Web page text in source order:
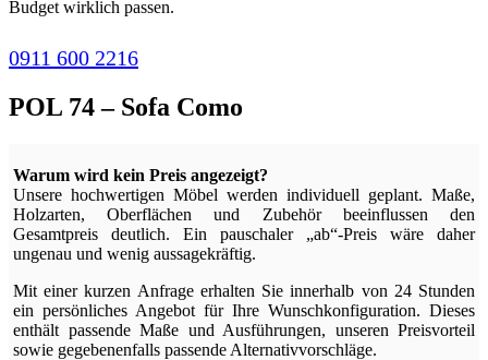
Budget wirklich passen.
0911 600 2216
POL 74 – Sofa Como
Warum wird kein Preis angezeigt?
Unsere hochwertigen Möbel werden individuell geplant. Maße,
Holzarten, Oberflächen und Zubehör beeinflussen den
Gesamtpreis deutlich. Ein pauschaler „ab“-Preis wäre daher
ungenau und wenig aussagekräftig.
Mit einer kurzen Anfrage erhalten Sie innerhalb von 24 Stunden
ein persönliches Angebot für Ihre Wunschkonfiguration. Dieses
enthält passende Maße und Ausführungen, unseren Preisvorteil
sowie gegebenenfalls passende Alternativvorschläge.